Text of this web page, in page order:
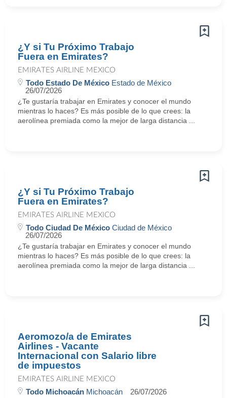
¿Y si Tu Próximo Trabajo
Fuera en Emirates?
EMIRATES AIRLINE MEXICO
Todo Estado De México Estado de México
26/07/2026
¿Te gustaría trabajar en Emirates y conocer el mundo
mientras lo haces? Es más posible de lo que crees: la
aerolínea premiada como la mejor de larga distancia ...
¿Y si Tu Próximo Trabajo
Fuera en Emirates?
EMIRATES AIRLINE MEXICO
Todo Ciudad De México Ciudad de México
26/07/2026
¿Te gustaría trabajar en Emirates y conocer el mundo
mientras lo haces? Es más posible de lo que crees: la
aerolínea premiada como la mejor de larga distancia ...
Aeromozo/a de Emirates
Airlines - Vacante
Internacional con Salario libre
de impuestos
EMIRATES AIRLINE MEXICO
Todo Michoacán Michoacán 26/07/2026